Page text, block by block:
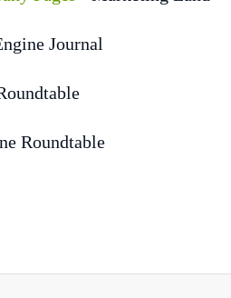
Journal
Roundtable